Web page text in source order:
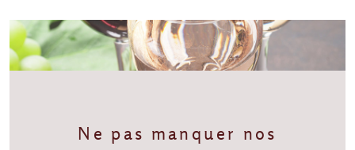
Ne pas manquer nos